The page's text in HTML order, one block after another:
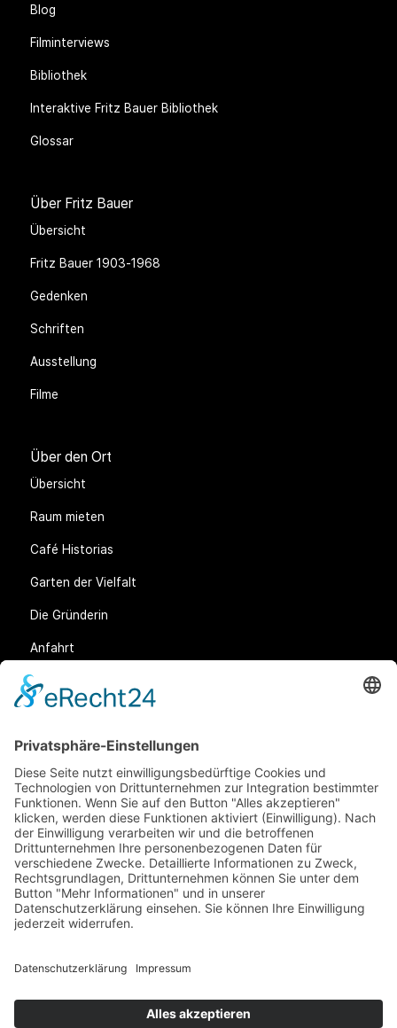
Blog
Filminterviews
Bibliothek
Interaktive Fritz Bauer Bibliothek
Glossar
Über Fritz Bauer
Übersicht
Fritz Bauer 1903-1968
Gedenken
Schriften
Ausstellung
Filme
Über den Ort
Übersicht
Raum mieten
Café Historias
Garten der Vielfalt
Die Gründerin
Anfahrt
Rechtliches
Allgemeine Geschäftsbedingungen (AGB)
Datenschutz
Impressum